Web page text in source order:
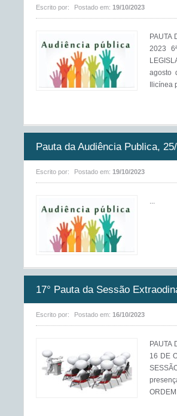
Escrito por: Postado em: 19/10/2023
PAUTA
2023
agosto
Ilicínea
Pauta da Audiência Publica,
Escrito por: Postado em: 19/10/2023
...
17° Pauta da Sessão
Escrito por: Postado em: 16/10/2023
PAUTA
16 DE